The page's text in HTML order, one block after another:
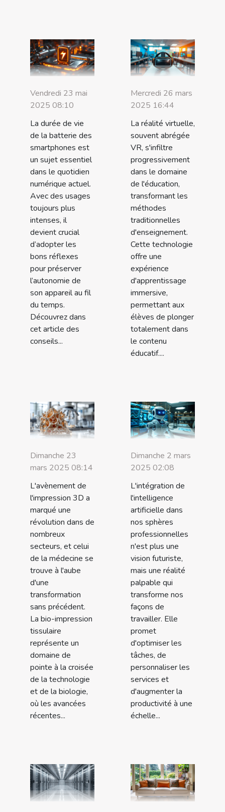
Vendredi 23 mai
2025 08:10
La durée de vie
de la batterie des
smartphones est
un sujet essentiel
dans le quotidien
numérique actuel.
Avec des usages
toujours plus
intenses, il
devient crucial
d’adopter les
bons réflexes
pour préserver
l’autonomie de
son appareil au fil
du temps.
Découvrez dans
cet article des
conseils...
Mercredi 26 mars
2025 16:44
La réalité virtuelle,
souvent abrégée
VR, s'infiltre
progressivement
dans le domaine
de l'éducation,
transformant les
méthodes
traditionnelles
d'enseignement.
Cette technologie
offre une
expérience
d'apprentissage
immersive,
permettant aux
élèves de plonger
totalement dans
le contenu
éducatif....
Dimanche 23
mars 2025 08:14
L'avènement de
l'impression 3D a
marqué une
révolution dans de
nombreux
secteurs, et celui
de la médecine se
trouve à l'aube
d'une
transformation
sans précédent.
La bio-impression
tissulaire
représente un
domaine de
pointe à la croisée
de la technologie
et de la biologie,
où les avancées
récentes...
Dimanche 2 mars
2025 02:08
L'intégration de
l'intelligence
artificielle dans
nos sphères
professionnelles
n'est plus une
vision futuriste,
mais une réalité
palpable qui
transforme nos
façons de
travailler. Elle
promet
d'optimiser les
tâches, de
personnaliser les
services et
d'augmenter la
productivité à une
échelle...